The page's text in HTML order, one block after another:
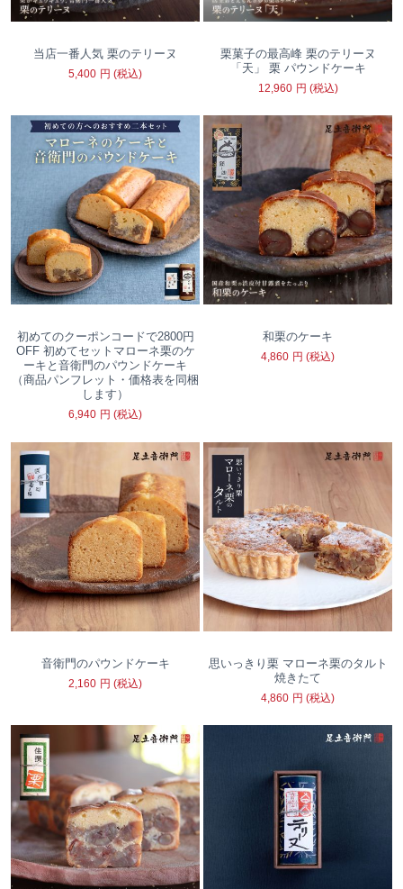
当店一番人気 栗のテリーヌ
5,400 円 (税込)
栗菓子の最高峰 栗のテリーヌ
「天」 栗 パウンドケーキ
12,960 円 (税込)
初めてのクーポンコードで2800円
OFF 初めてセットマローネ栗のケ
ーキと音衛門のパウンドケーキ
（商品パンフレット・価格表を同梱
します）
6,940 円 (税込)
和栗のケーキ
4,860 円 (税込)
音衛門のパウンドケーキ
2,160 円 (税込)
思いっきり栗 マローネ栗のタルト
焼きたて
4,860 円 (税込)